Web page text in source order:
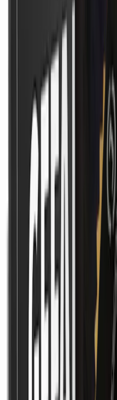
Immer auf dem
Frische
Direkt ins Postfach
Keine Algorithmen —
hast
Datenschutz garantiert
Double-Opt-In,
Anzeige